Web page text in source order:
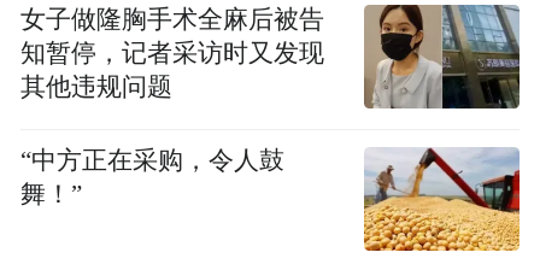
高度认可。他们认为，该校充分利用自身艺
术办学优势，将地方非遗资源转化为优质的
教育资源，不仅为传统文化注入了新的生命
务地方文化建设提供了宝贵的“样本”。
本次参观交流是教育部新时代职业学校名校
女子做隆胸手术全麻后被告
知暂停，记者采访时又发现
其他违规问题
“中方正在采购，令人鼓
舞！”